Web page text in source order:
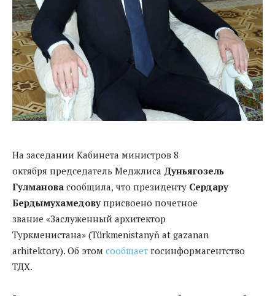
На заседании Кабинета министров 8
октября председатель Меджлиса Дуньягозель
Гулманова сообщила, что президенту Сердару
Бердымухамедову присвоено почетное
звание «Заслуженный архитектор
Туркменистана» (Türkmenistanyň at gazanan
arhitektory). Об этом сообщает госинформагентство
ТДХ.